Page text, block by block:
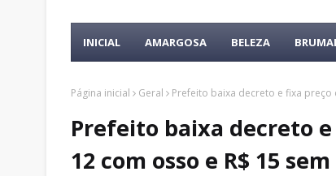
INICIAL AMARGOSA BELEZA
Página inicial Geral Prefeito baixa decreto e fixa preço
Prefeito baixa decreto
12 com osso e R$ 15 sem